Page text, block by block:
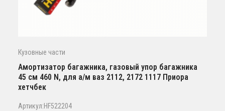
Кузовные части
Амортизатор багажника, газовый упор багажника
45 см 460 N, для а/м ваз 2112, 2172 1117 Приора
хетчбек
Артикул:HF522204